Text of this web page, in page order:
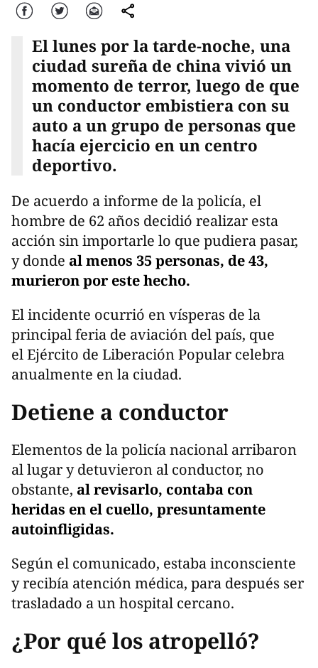
Facebook Twitter Correo comparte
El lunes por la tarde-noche, una
ciudad sureña de china vivió un
momento de terror, luego de que
un conductor embistiera con su
auto a un grupo de personas que
hacía ejercicio en un centro
deportivo.
De acuerdo a informe de la policía, el
hombre de 62 años decidió realizar esta
acción sin importarle lo que pudiera pasar,
y donde al menos 35 personas, de 43,
murieron por este hecho.
El incidente ocurrió en vísperas de la
principal feria de aviación del país, que
el Ejército de Liberación Popular celebra
anualmente en la ciudad.
Detiene a conductor
Elementos de la policía nacional arribaron
al lugar y detuvieron al conductor, no
obstante, al revisarlo, contaba con
heridas en el cuello, presuntamente
autoinfligidas.
Según el comunicado, estaba inconsciente
y recibía atención médica, para después ser
trasladado a un hospital cercano.
¿Por qué los atropelló?